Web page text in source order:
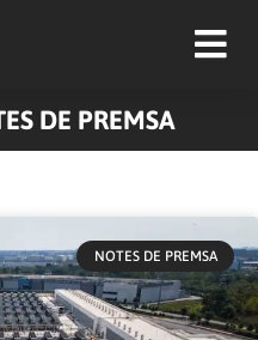
DE PREMSA
NOTES DE PREMSA